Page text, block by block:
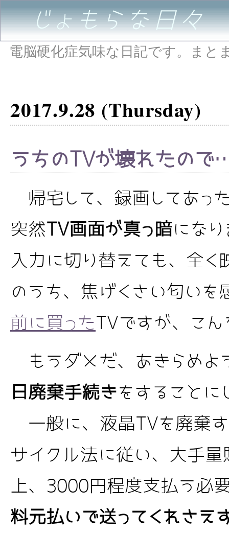
じょもらな日々
電脳硬化症気味な日記です。まと
2017.9.28 (Thursday)
うちのTVが壊れたので
帰宅して、録画してあっ
突然TV画面が真っ暗にな
入力に切り替えても、全く
のうち、焦げくさい匂い
前に買ったTVですが、こ
もうダメだ、あきらめよ
日廃棄手続きをすることに
一般に、液晶TVを廃棄
サイクル法に従い、大手
上、3000円程度支払う必
料元払いで送ってくれさえ